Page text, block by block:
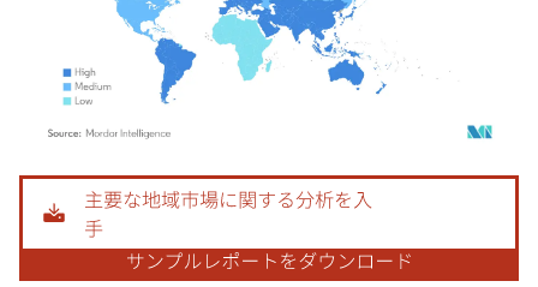
画像 © Mordor Intelligence。再利用にはCC BY 4.0の表示が必要です。